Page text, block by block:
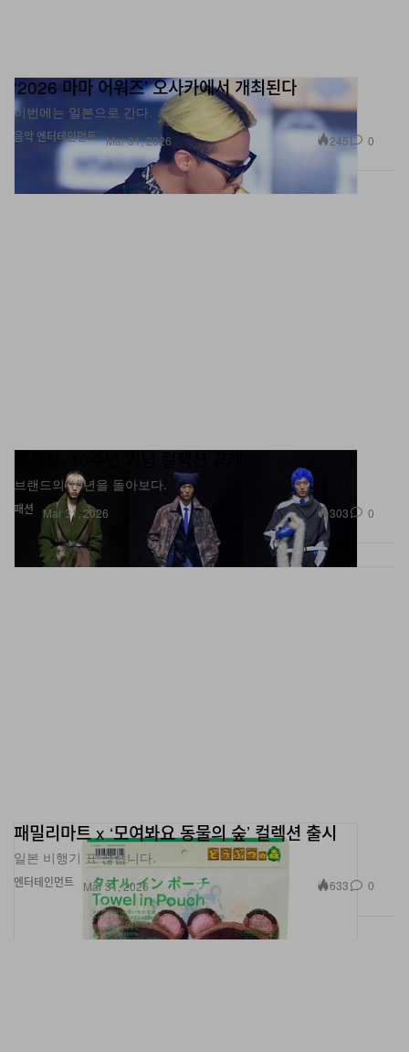
음악 엔터테인먼트
‘2026 마마 어워즈’ 오사카에서 개최된다
이번에는 일본으로 간다.
Mar 31, 2026 245 0
패션
브랜드의 10년을 돌아보다.
Mar 31, 2026 303 0
엔터테인먼트
패밀리마트 x ‘모여봐요 동물의 숲’ 컬렉션 출시
일본 비행기 표 끊습니다.
Mar 31, 2026 633 0